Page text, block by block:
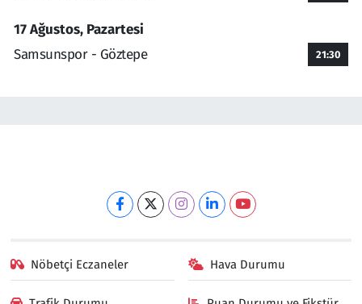
17 Ağustos, Pazartesi
Samsunspor - Göztepe
21:30
Nöbetçi Eczaneler Hava Durumu